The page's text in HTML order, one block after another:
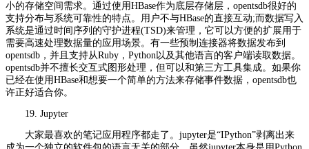
小的存储空间需求。通过使用HBase作为底层存储层，opentsdb很好的
支持分布与系统可靠性的特点。用户不与HBase的直接互动;而数据写入
系统是通过时间序列的守护进程(TSD)来管理，它可以方便的扩展用于
需要高速处理数据量的应用场景。有一些预制连接器将数据发布到
opentsdb，并且支持从Ruby，Python以及其他语言的客户端读取数据。
opentsdb并不擅长交互式图形处理，但可以和第三方工具集成。如果你
已经在使用HBase和想要一个简单的方法来存储事件数据，opentsdb也
许正好适合你。
19. Jupyter
大家最喜欢的笔记应用程序都走了。jupyter是“IPython”剥离出来